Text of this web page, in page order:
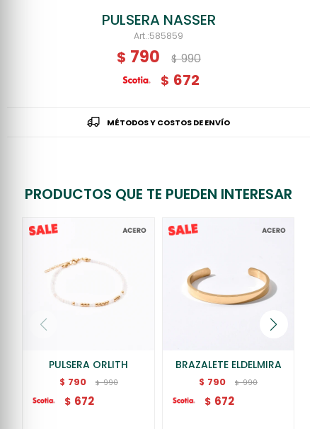
PULSERA NASSER
585859
$ 790 $ 990
$ 672
MÉTODOS Y COSTOS DE ENVÍO
PRODUCTOS QUE TE PUEDEN INTERESAR
PULSERA ORLITH
$ 790 $ 990
$ 672
BRAZALETE ELDELMIRA
$ 790 $ 990
$ 672